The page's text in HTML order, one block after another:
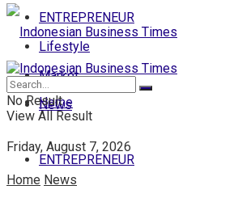
ENTREPRENEUR
Lifestyle
Market
News
Friday, August 7, 2026
Home
ENTREPRENEUR
No Result
View All Result
Home News